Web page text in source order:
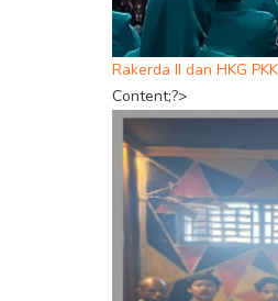
Rakerda II dan HKG
Content;?>